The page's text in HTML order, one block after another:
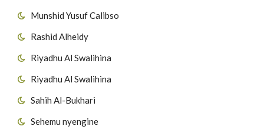
Munshid Yusuf Calibso
Rashid Alheidy
Riyadhu Al Swalihina
Riyadhu Al Swalihina
Sahih Al-Bukhari
Sehemu nyengine